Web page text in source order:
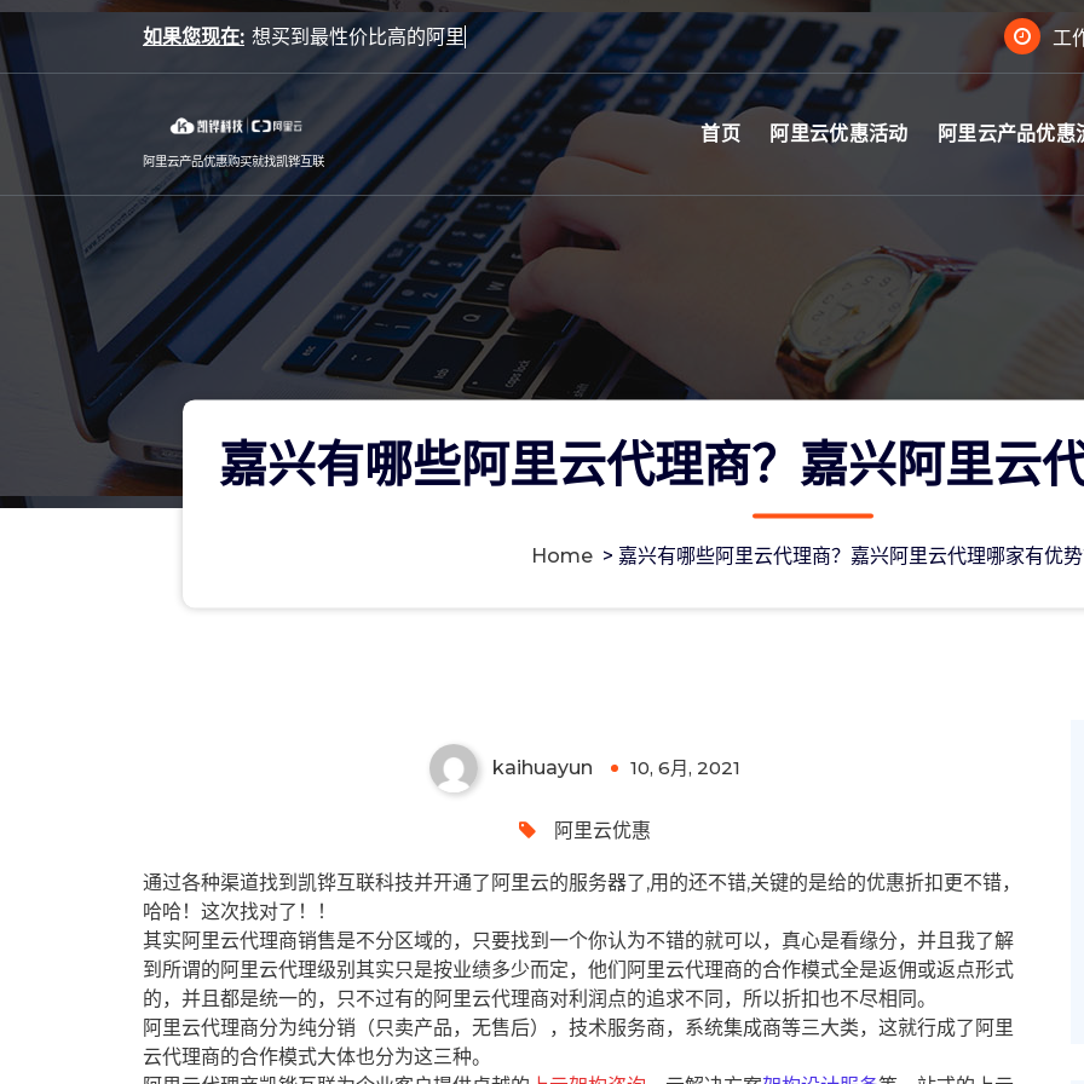
Skip
to
content
如果您现在: 工
阿里云产品优惠购买就找凯铧互联
首页 阿里云优惠活动 阿里云产品优惠
嘉兴有哪些阿里云代理商？嘉兴阿里云
Home > 嘉兴有哪些阿里云代理商？嘉兴阿里云代理哪家有优
kaihuayun 10, 6月, 2021
阿里云优惠
通过各种渠道找到凯铧互联科技并开通了阿里云的服务器了,用的还不错,关键的是给的优惠折扣更不错，
哈哈！这次找对了！！
其实阿里云代理商销售是不分区域的，只要找到一个你认为不错的就可以，真心是看缘分，并且我了解
到所谓的阿里云代理级别其实只是按业绩多少而定，他们阿里云代理商的合作模式全是返佣或返点形式
的，并且都是统一的，只不过有的阿里云代理商对利润点的追求不同，所以折扣也不尽相同。
阿里云代理商分为纯分销（只卖产品，无售后），技术服务商，系统集成商等三大类，这就行成了阿里
云代理商的合作模式大体也分为这三种。